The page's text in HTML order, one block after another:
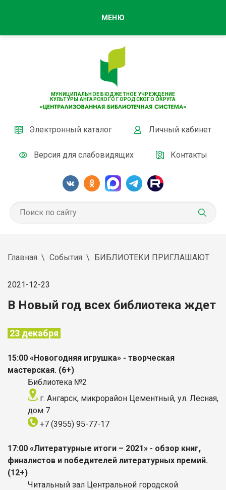
МУНИЦИПАЛЬНОЕ БЮДЖЕТНОЕ УЧРЕЖДЕНИЕ
КУЛЬТУРЫ АНГАРСКОГО ГОРОДСКОГО ОКРУГА
Электронный каталог Личный кабинет
Версия для слабовидящих Контакты
МЕНЮ
Главная События БИБЛИОТЕКИ ПРИГЛАШАЮТ
2021-12-23
В Новый год всех библиотека ждет
23 декабря
15:00 «Новогодняя игрушка» - творческая
мастерская. (6+)
Библиотека №2
г. Ангарск, микрорайон Цементный, ул. Лесная,
дом 7
+7 (3955) 95-77-17
17:00 «Литературные итоги – 2021» - обзор книг,
финалистов и победителей литературных премий.
(12+)
Читальный зал Центральной городской